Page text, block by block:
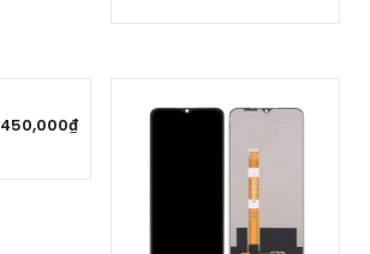
450,000₫